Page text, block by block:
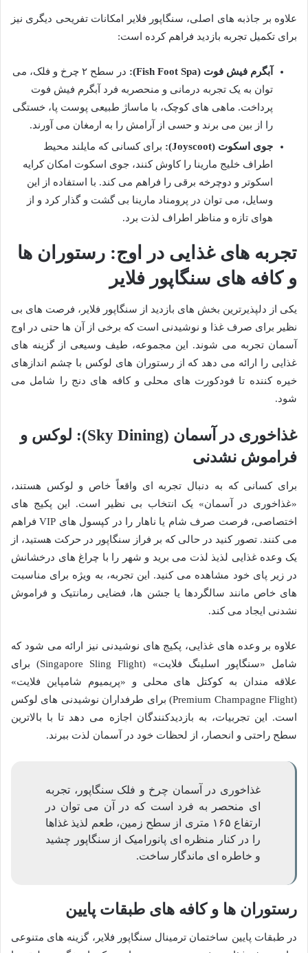
علاوه بر جاذبه های اصلی، سنگاپور فلایر امکانات تفریحی دیگری نیز
برای تکمیل تجربه بازدید فراهم کرده است:
آبگرم فیش فوت (Fish Foot Spa):
در سطح ۲ چرخ و فلک، می
توان به یک تجربه درمانی و منحصربه فرد آبگرم فیش فوت
پرداخت. ماهی های کوچک، با ماساژ طبیعی پوست پا، خستگی
را از بین می برند و حسی از آرامش را به ارمغان می آورند.
جوی اسکوت (Joyscoot):
برای کسانی که مایلند محیط
اطراف خلیج مارینا را کاوش کنند، جوی اسکوت امکان کرایه
اسکوتر و دوچرخه برقی را فراهم می کند. با استفاده از این
وسایل، می توان در پرومناد مارینا بی گشت و گذار کرد و از
هوای تازه و مناظر اطراف لذت برد.
تجربه های غذایی در اوج: رستوران ها
و کافه های سنگاپور فلایر
یکی از دلپذیرترین بخش های بازدید از سنگاپور فلایر، فرصت های بی
نظیر برای صرف غذا و نوشیدنی است که برخی از آن ها حتی در اوج
آسمان تجربه می شوند. این مجموعه، طیف وسیعی از گزینه های
غذایی را ارائه می دهد که از رستوران های لوکس با چشم اندازهای
خیره کننده تا فودکورت های محلی و کافه های دنج را شامل می
شود.
غذاخوری در آسمان (Sky Dining): لوکس و
فراموش نشدنی
برای کسانی که به دنبال تجربه ای واقعاً خاص و لوکس هستند،
«غذاخوری در آسمان» یک انتخاب بی نظیر است. این پکیج های
اختصاصی، فرصت صرف شام یا ناهار را در کپسول های VIP فراهم
می کنند. تصور کنید در حالی که بر فراز سنگاپور در حرکت هستید، از
یک وعده غذایی لذیذ لذت می برید و شهر را با چراغ های درخشانش
در زیر پای خود مشاهده می کنید. این تجربه، به ویژه برای مناسبت
های خاص مانند سالگردها یا جشن ها، فضایی رمانتیک و فراموش
نشدنی ایجاد می کند.
علاوه بر وعده های غذایی، پکیج های نوشیدنی نیز ارائه می شود که
شامل «سنگاپور اسلینگ فلایت» (Singapore Sling Flight) برای
علاقه مندان به کوکتل های محلی و «پریمیوم شامپاین فلایت»
(Premium Champagne Flight) برای طرفداران نوشیدنی های لوکس
است. این تجربیات، به بازدیدکنندگان اجازه می دهد تا با بالاترین
سطح راحتی و انحصار، از لحظات خود در آسمان لذت ببرند.
غذاخوری در آسمان چرخ و فلک سنگاپور، تجربه
ای منحصر به فرد است که در آن می توان در
ارتفاع ۱۶۵ متری از سطح زمین، طعم لذیذ غذاها
را در کنار منظره ای پانورامیک از سنگاپور چشید
و خاطره ای ماندگار ساخت.
رستوران ها و کافه های طبقات پایین
در طبقات پایین ساختمان ترمینال سنگاپور فلایر، گزینه های متنوعی